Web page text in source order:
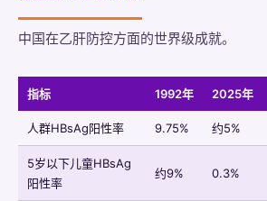
中国在乙肝防控方面的世界级成就。
指标 1992年 2025年
人群HBsAg阳性率 9.75% 约5%
5岁以下儿童HBsAg
阳性率
约9% 0.3%